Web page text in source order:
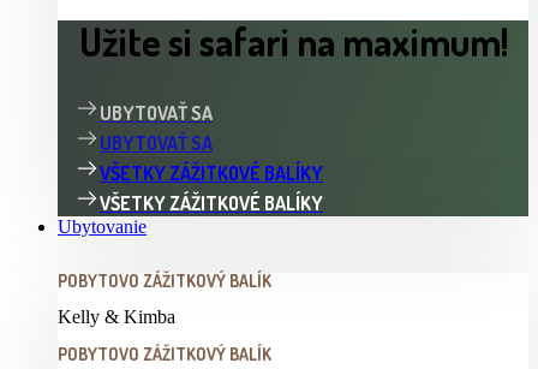
Užite si safari na maximum!
UBYTOVAŤ SA
UBYTOVAŤ SA
VŠETKY ZÁŽITKOVÉ BALÍKY
VŠETKY ZÁŽITKOVÉ BALÍKY
Ubytovanie
POBYTOVO ZÁŽITKOVÝ BALÍK
Kelly & Kimba
POBYTOVO ZÁŽITKOVÝ BALÍK